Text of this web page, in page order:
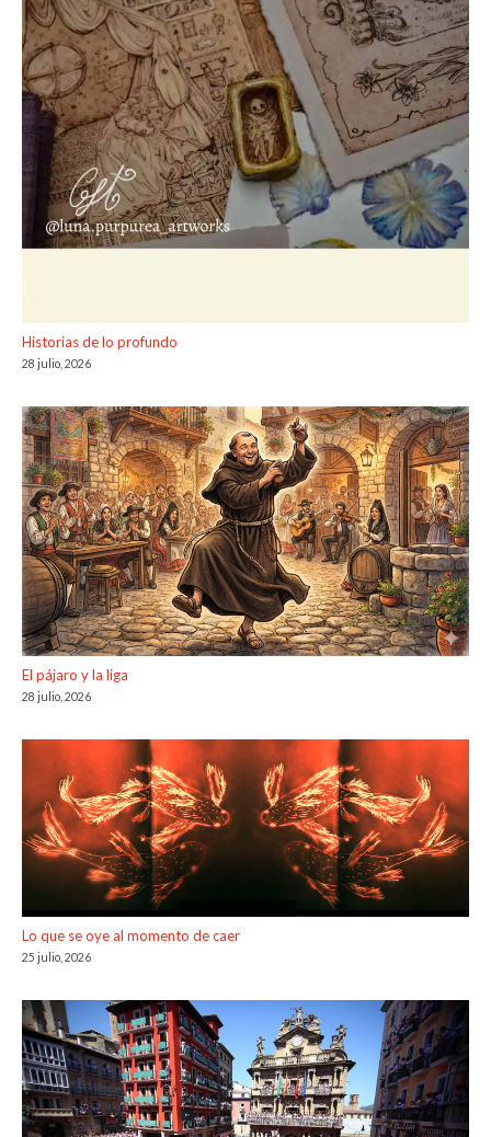
Historias de lo profundo
28 julio, 2026
El pájaro y la liga
28 julio, 2026
Lo que se oye al momento de caer
25 julio, 2026